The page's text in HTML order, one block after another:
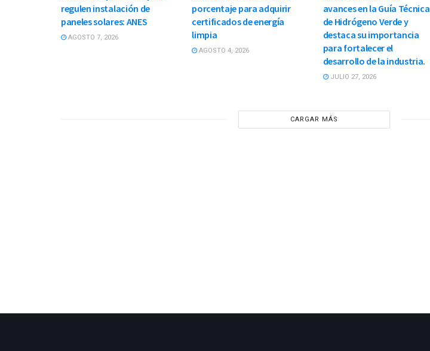
regulen instalación de
paneles solares: ANES
AGOSTO 7, 2026
porcentaje para adquirir
certificados de energía
limpia
AGOSTO 4, 2026
avances en la Guía Técnica
de Hidrógeno Verde y
destaca su importancia
para fortalecer el
desarrollo de la industria.
JULIO 27, 2026
CARGAR MÁS